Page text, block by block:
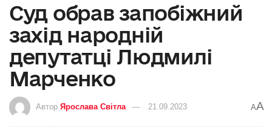
Суд обрав запобіжний
захід народній
депутатці Людмилі
Марченко
Автор Ярослава Світла 21.09.2023 AA